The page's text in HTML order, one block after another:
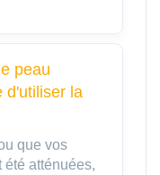
peau
d'utiliser la
que vos
été atténuées,